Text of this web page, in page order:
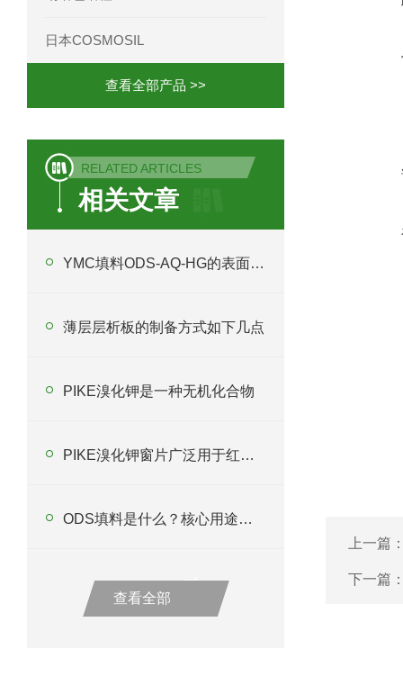
日本COSMOSIL
查看全部产品 >>
RELATED ARTICLES
相关文章
YMC填料ODS-AQ-HG的表面处理与性能优化
薄层层析板的制备方式如下几点
PIKE溴化钾是一种无机化合物
PIKE溴化钾窗片广泛用于红外光谱仪
ODS填料是什么？核心用途详解
查看全部
上一篇
下一篇